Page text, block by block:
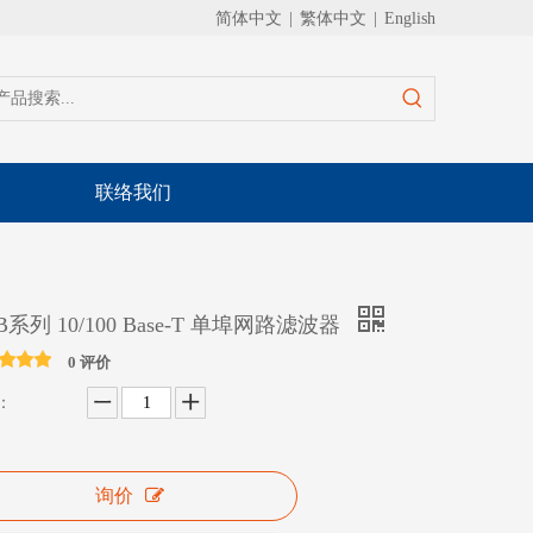
简体中文 繁体中文 English
联络我们
系列 10/100 Base-T 单埠网路滤波器
0 评价
询价